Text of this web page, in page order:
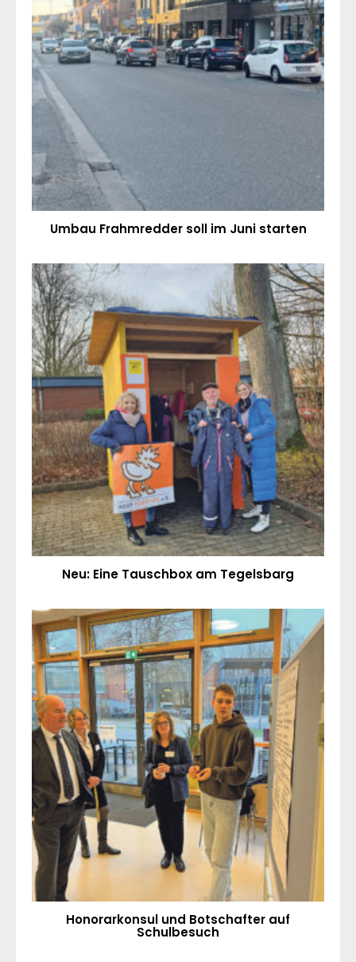
Umbau Frahmredder soll im Juni starten
Neu: Eine Tauschbox am Tegelsbarg
Honorarkonsul und Botschafter auf
Schulbesuch